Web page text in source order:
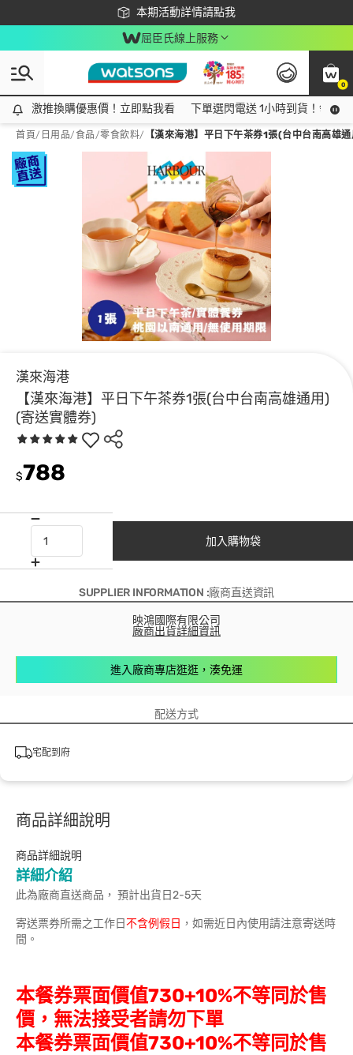
本期活動詳情請點我
下載app最高回饋$350
屈臣氏線上服務
0
激推換購優惠價！立即點我看
激推換購優惠價！立即點我看 下單選閃電送 1小時到貨！領神
首頁/ 日用品/食品/零食飲料/ 【漢來海港】平日下午茶券1張(台中台南高雄
漢來海港
【漢來海港】平日下午茶券1張(台中台南高雄通用)
(寄送實體券)
$788
加入購物袋
SUPPLIER INFORMATION :廠商直送資訊
映鴻國際有限公司
廠商出貨詳細資訊
進入廠商專店逛逛，湊免運
配送方式
宅配到府
商品詳細說明
商品詳細說明
詳細介紹
此為廠商直送商品， 預計出貨日2-5天
寄送票券所需之工作日不含例假日 ，如需近日內使用請注意寄送時
間。
本餐券票面價值730+10%不等同於售
價，無法接受者請勿下單
本餐券票面價值730+10%不等同於售